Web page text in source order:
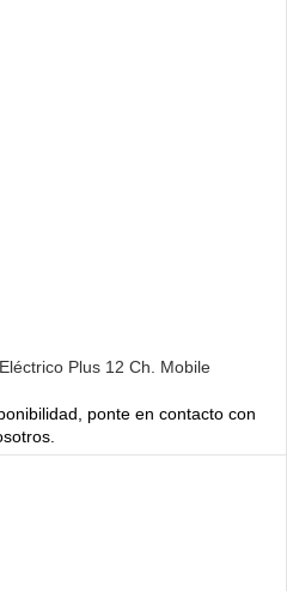
Plus 12 Ch. Mobile
ponte en contacto con